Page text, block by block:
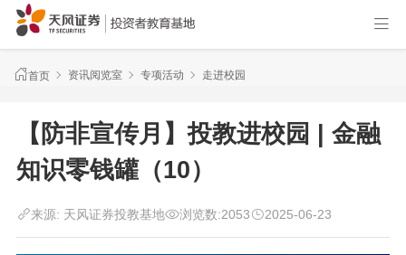
首页 资讯阅览室 专项活动 走进校园
【防非宣传月】投教进校园 | 金融
知识零钱罐（10）
来源: 天风证券投教基地 浏览数:2053 2025-06-23